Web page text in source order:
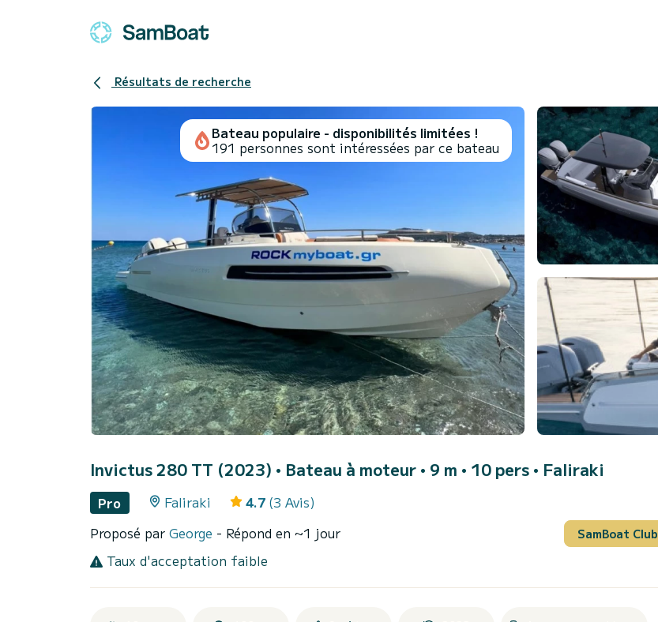
Résultats de recherche
Bateau populaire - disponibilités limitées !
191 personnes sont intéressées par ce bateau
Invictus 280 TT (2023) • Bateau à moteur • 9 m • 10 pers • Faliraki
Pro Faliraki 4.7 (3 Avis)
Proposé par George - Répond en ~1 jour SamBoat Club
Taux d'acceptation faible